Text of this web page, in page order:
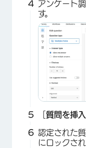
アンケート
す。
質問を挿入
認定された
にロックさ